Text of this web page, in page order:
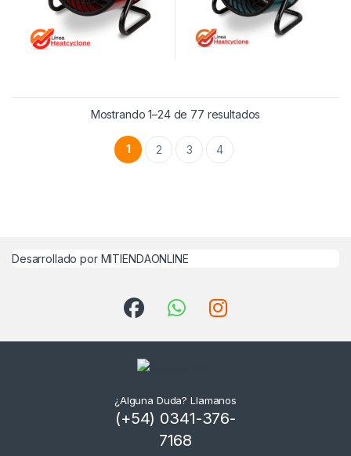
Mostrando 1–24 de 77 resultados
1 2 3 4
Desarrollado por MITIENDAONLINE
¿Alguna Duda? Llamanos
(+54) 0341-376-
7168